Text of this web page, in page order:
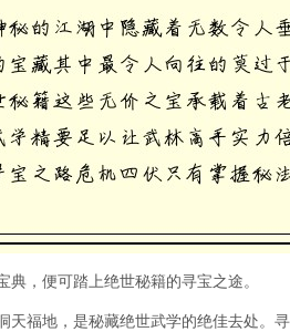
典，便可踏上绝世秘籍的寻宝之途。
天福地，是秘藏绝世武学的绝佳去处。寻